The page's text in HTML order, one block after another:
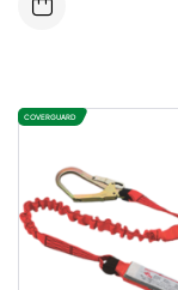
COVERGUARD